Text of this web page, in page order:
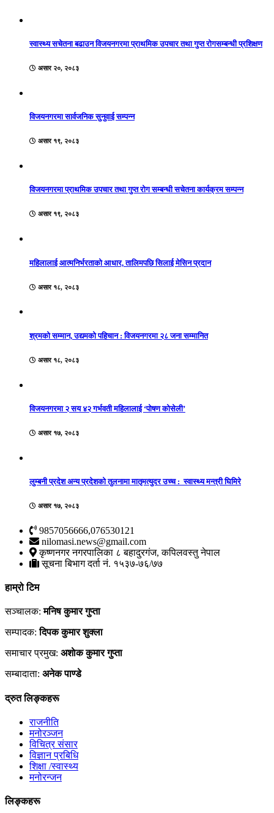
स्वास्थ्य सचेतना बढाउन विजयनगरमा प्राथमिक उपचार तथा गुप्त रोगसम्बन्धी प्रशिक्षण
असार २०, २०८३
विजयनगरमा सार्वजनिक सुनुवाई सम्पन्न
असार १९, २०८३
विजयनगरमा प्राथमिक उपचार तथा गुप्त रोग सम्बन्धी सचेतना कार्यक्रम सम्पन्न
असार १९, २०८३
महिलालाई आत्मनिर्भरताको आधार, तालिमपछि सिलाई मेसिन प्रदान
असार १८, २०८३
श्रमको सम्मान, उद्यमको पहिचान : विजयनगरमा २८ जना सम्मानित
असार १८, २०८३
विजयनगरमा २ सय ४२ गर्भवती महिलालाई ‘पोषण कोसेली’
असार १७, २०८३
लुम्बनी प्रदेश अन्य प्रदेशको तुलनामा मातृमत्युदर उच्च : स्वास्थ्य मन्त्री घिमिरे
असार १७, २०८३
9857056666,076530121
nilomasi.news@gmail.com
कृष्णनगर नगरपालिका ८ बहादुरगंज, कपिलवस्तु नेपाल
सूचना बिभाग दर्ता नं. १५३७-७६/७७
हाम्रो टिम
सञ्चालक:मनिष कुमार गुप्ता
सम्पादक:दिपक कुमार शुक्ला
समाचार प्रमुख: अशाेक कुमार गुप्ता
सम्बादाता: अनेक पाण्डे
द्रुत लिङ्कहरू
राजनीति
मनोरञ्जन
विचित्र संसार
विज्ञान प्रबिधि
शिक्षा /स्वास्थ्य
मनोरन्जन
लिङ्कहरू